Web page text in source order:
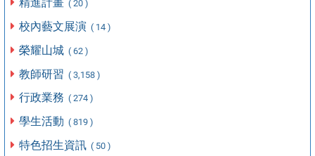
( 20 )
校內藝文展演 ( 14 )
榮耀山城 ( 62 )
教師研習 ( 3,158 )
行政業務 ( 274 )
學生活動 ( 819 )
特色招生資訊 ( 50 )